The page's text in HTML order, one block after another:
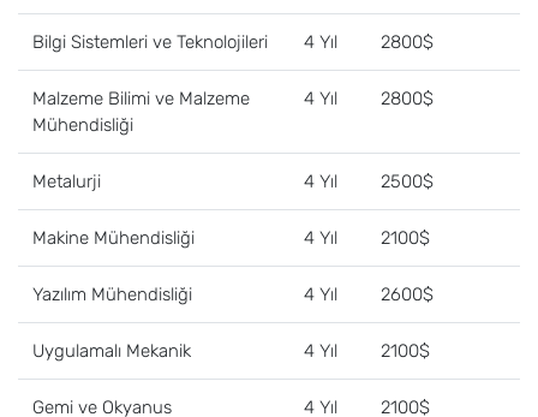
Bilgi Sistemleri ve Teknolojileri 4 Yıl 2800$
Malzeme Bilimi ve Malzeme
Mühendisliği
4 Yıl 2800$
Metalurji 4 Yıl 2500$
Makine Mühendisliği 4 Yıl 2100$
Yazılım Mühendisliği 4 Yıl 2600$
Uygulamalı Mekanik 4 Yıl 2100$
Gemi ve Okyanus
4 Yıl 2100$